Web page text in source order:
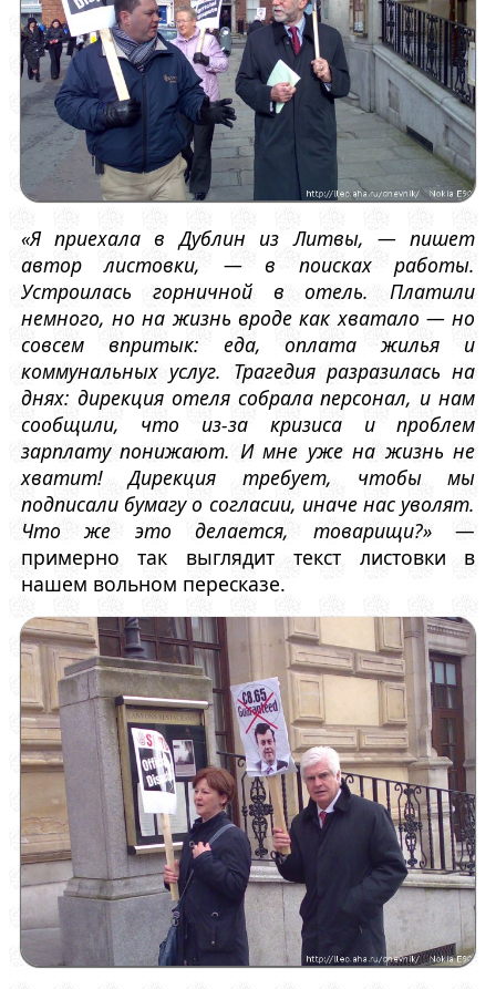
«Я приехала в Дублин из Литвы, — пишет
автор листовки, — в поисках работы.
Устроилась горничной в отель. Платили
немного, но на жизнь вроде как хватало — но
совсем впритык: еда, оплата жилья и
коммунальных услуг. Трагедия разразилась на
днях: дирекция отеля собрала персонал, и нам
сообщили, что из-за кризиса и проблем
зарплату понижают. И мне уже на жизнь не
хватит! Дирекция требует, чтобы мы
подписали бумагу о согласии, иначе нас уволят.
Что же это делается, товарищи?»—
примерно так выглядит текст листовки в
нашем вольном пересказе.